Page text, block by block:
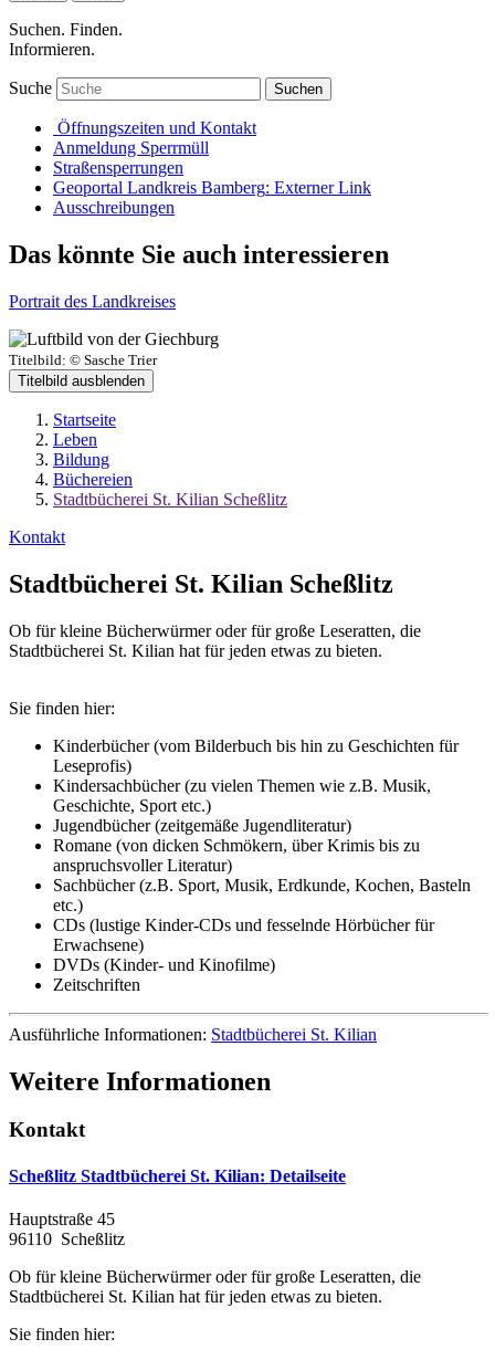
Suchen. Finden.
Informieren.
Suche Suchen
Öffnungszeiten und Kontakt
Anmeldung Sperrmüll
Straßensperrungen
Geoportal Landkreis Bamberg: Externer Link
Ausschreibungen
Das könnte Sie auch interessieren
Portrait des Landkreises
Titelbild: © Sasche Trier
Titelbild ausblenden
Startseite
Leben
Bildung
Büchereien
Stadtbücherei St. Kilian Scheßlitz
Kontakt
Stadtbücherei St. Kilian Scheßlitz
Ob für kleine Bücherwürmer oder für große Leseratten, die
Stadtbücherei St. Kilian hat für jeden etwas zu bieten.
Sie finden hier:
Kinderbücher (vom Bilderbuch bis hin zu Geschichten für
Leseprofis)
Kindersachbücher (zu vielen Themen wie z.B. Musik,
Geschichte, Sport etc.)
Jugendbücher (zeitgemäße Jugendliteratur)
Romane (von dicken Schmökern, über Krimis bis zu
anspruchsvoller Literatur)
Sachbücher (z.B. Sport, Musik, Erdkunde, Kochen, Basteln
etc.)
CDs (lustige Kinder-CDs und fesselnde Hörbücher für
Erwachsene)
DVDs (Kinder- und Kinofilme)
Zeitschriften
Ausführliche Informationen: Stadtbücherei St. Kilian
Weitere Informationen
Kontakt
Scheßlitz Stadtbücherei St. Kilian: Detailseite
Hauptstraße 45
96110 Scheßlitz
Ob für kleine Bücherwürmer oder für große Leseratten, die
Stadtbücherei St. Kilian hat für jeden etwas zu bieten.
Sie finden hier: